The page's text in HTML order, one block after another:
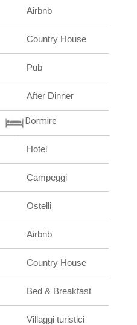
Airbnb
Country House
Pub
After Dinner
Dormire
Hotel
Campeggi
Ostelli
Airbnb
Country House
Bed & Breakfast
Villaggi turistici